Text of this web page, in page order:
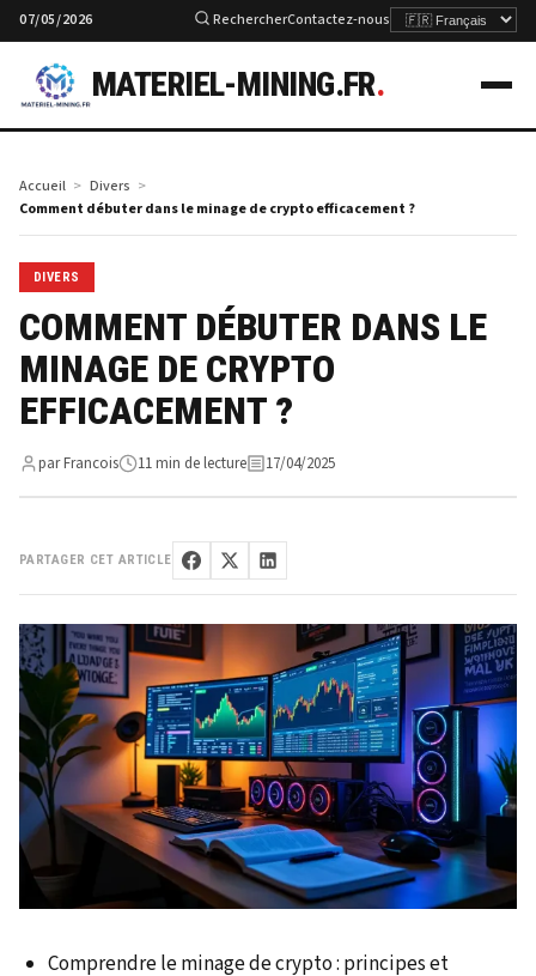
07/05/2026 RechercherContactez-nous
MATERIEL-MINING.FR.
Accueil
Divers
Comment débuter dans le minage de crypto efficacement ?
DIVERS
COMMENT DÉBUTER DANS LE
MINAGE DE CRYPTO
EFFICACEMENT ?
par Francois 11 min de lecture 17/04/2025
PARTAGER CET ARTICLE
Comprendre le minage de crypto : principes et